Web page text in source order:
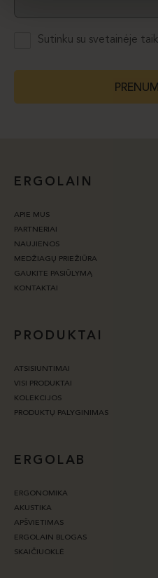
Sutinku su svetainėje
ERGOLAIN
APIE MUS
PARTNERIAI
NAUJIENOS
MEDŽIAGŲ PRIEŽIŪRA
GAUKITE PASIŪLYMĄ
KONTAKTAI
PRODUKTAI
ATSISIUNTIMAI
VISI PRODUKTAI
KOLEKCIJOS
PRODUKTŲ PALYGINIMAS
ERGOLAB
ERGONOMIKA
AKUSTIKA
APŠVIETIMAS
ERGOLAIN BLOGAS
SKAIČIUOKLĖ